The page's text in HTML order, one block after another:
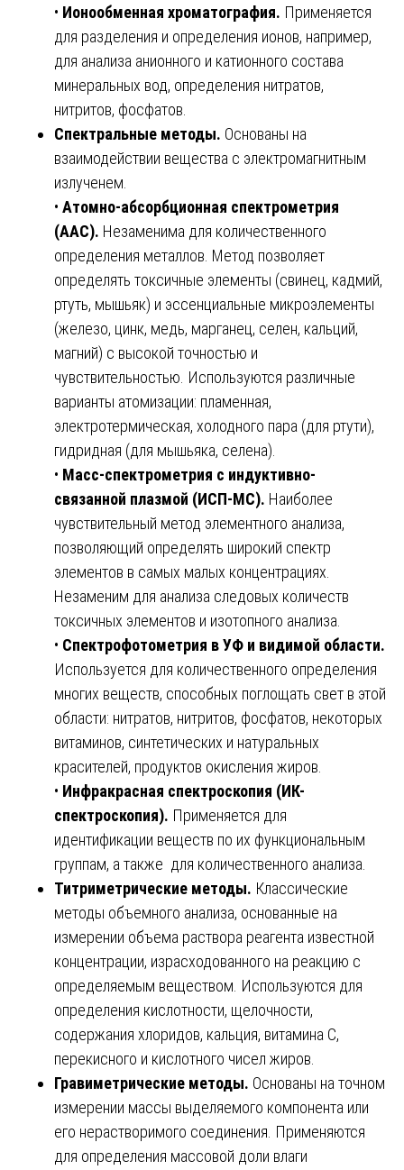
• Ионообменная хроматография. Применяется
для разделения и определения ионов, например,
для анализа анионного и катионного состава
минеральных вод, определения нитратов,
нитритов, фосфатов.
Спектральные методы. Основаны на
взаимодействии вещества с электромагнитным
излученем.
• Атомно-абсорбционная спектрометрия
(ААС). Незаменима для количественного
определения металлов. Метод позволяет
определять токсичные элементы (свинец, кадмий,
ртуть, мышьяк) и эссенциальные микроэлементы
(железо, цинк, медь, марганец, селен, кальций,
магний) с высокой точностью и
чувствительностью. Используются различные
варианты атомизации: пламенная,
электротермическая, холодного пара (для ртути),
гидридная (для мышьяка, селена).
• Масс-спектрометрия с индуктивно-
связанной плазмой (ИСП-МС). Наиболее
чувствительный метод элементного анализа,
позволяющий определять широкий спектр
элементов в самых малых концентрациях.
Незаменим для анализа следовых количеств
токсичных элементов и изотопного анализа.
• Спектрофотометрия в УФ и видимой области.
Используется для количественного определения
многих веществ, способных поглощать свет в этой
области: нитратов, нитритов, фосфатов, некоторых
витаминов, синтетических и натуральных
красителей, продуктов окисления жиров.
• Инфракрасная спектроскопия (ИК-
спектроскопия). Применяется для
идентификации веществ по их функциональным
группам, а также для количественного анализа.
Титриметрические методы. Классические
методы объемного анализа, основанные на
измерении объема раствора реагента известной
концентрации, израсходованного на реакцию с
определяемым веществом. Используются для
определения кислотности, щелочности,
содержания хлоридов, кальция, витамина С,
перекисного и кислотного чисел жиров.
Гравиметрические методы. Основаны на точном
измерении массы выделяемого компонента или
его нерастворимого соединения. Применяются
для определения массовой доли влаги